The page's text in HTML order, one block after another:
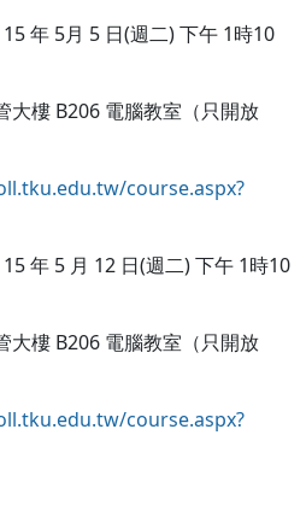
5月 5 日(週二) 下午 1時10
電腦教室（只開放
course.aspx?
5 月 12 日(週二) 下午 1時10
電腦教室（只開放
course.aspx?